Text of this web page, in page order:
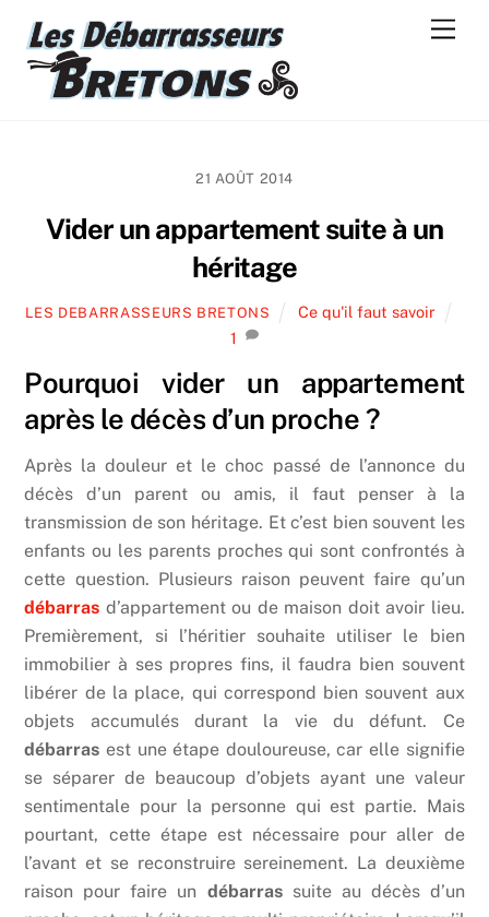
content
21 AOÛT 2014
Vider un appartement suite à un
héritage
LES DEBARRASSEURS BRETONS
Ce qu'il faut savoir
1
Pourquoi vider un appartement
après le décès d’un proche ?
Après la douleur et le choc passé de l’annonce du
décès d’un parent ou amis, il faut penser à la
transmission de son héritage. Et c’est bien souvent les
enfants ou les parents proches qui sont confrontés à
cette question. Plusieurs raison peuvent faire qu’un
débarras d’appartement ou de maison doit avoir lieu.
Premièrement, si l’héritier souhaite utiliser le bien
immobilier à ses propres fins, il faudra bien souvent
libérer de la place, qui correspond bien souvent aux
objets accumulés durant la vie du défunt. Ce
débarras est une étape douloureuse, car elle signifie
se séparer de beaucoup d’objets ayant une valeur
sentimentale pour la personne qui est partie. Mais
pourtant, cette étape est nécessaire pour aller de
l’avant et se reconstruire sereinement. La deuxième
raison pour faire un débarrassuite au décès d’un